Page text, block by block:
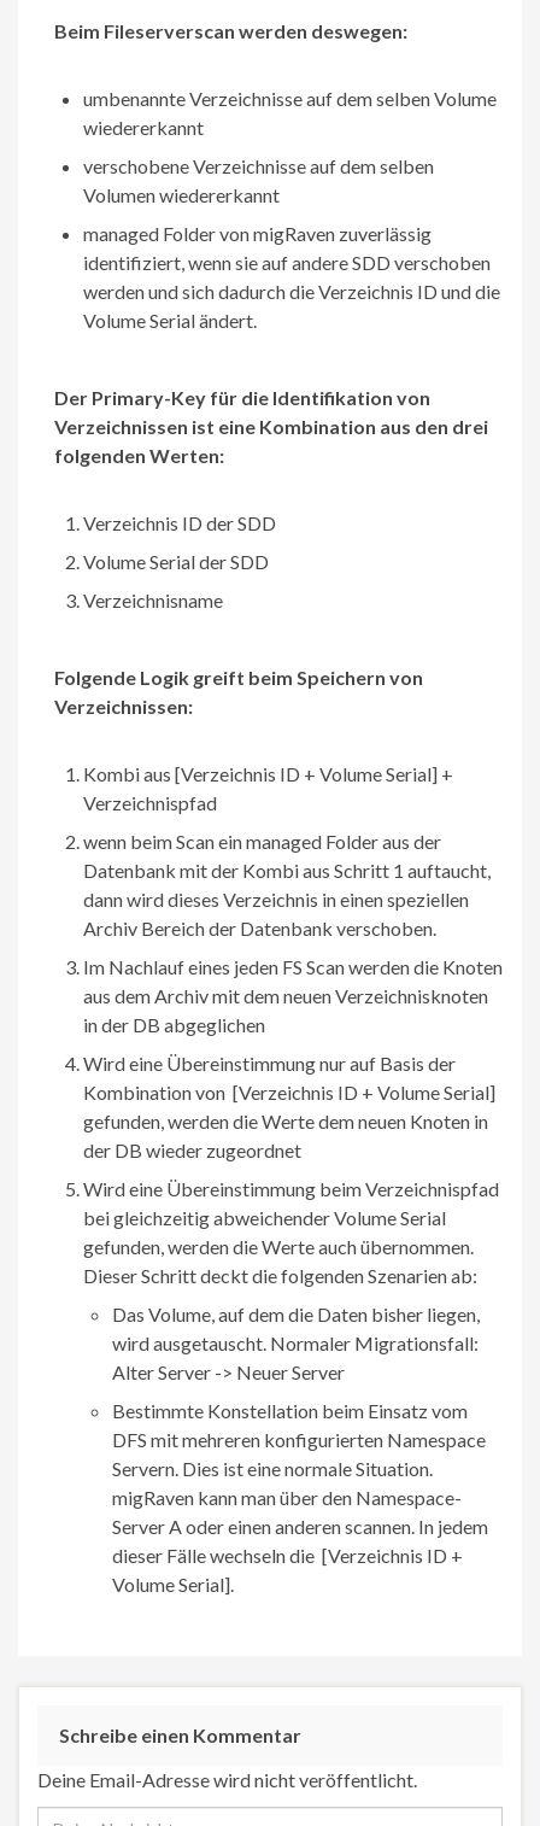
Beim Fileserverscan werden deswegen:
umbenannte Verzeichnisse auf dem selben Volume
wiedererkannt
verschobene Verzeichnisse auf dem selben
Volumen wiedererkannt
managed Folder von migRaven zuverlässig
identifiziert, wenn sie auf andere SDD verschoben
werden und sich dadurch die Verzeichnis ID und die
Volume Serial ändert.
Der Primary-Key für die Identifikation von
Verzeichnissen ist eine Kombination aus den drei
folgenden Werten:
Verzeichnis ID der SDD
Volume Serial der SDD
Verzeichnisname
Folgende Logik greift beim Speichern von
Verzeichnissen:
Kombi aus [Verzeichnis ID + Volume Serial] +
Verzeichnispfad
wenn beim Scan ein managed Folder aus der
Datenbank mit der Kombi aus Schritt 1 auftaucht,
dann wird dieses Verzeichnis in einen speziellen
Archiv Bereich der Datenbank verschoben.
Im Nachlauf eines jeden FS Scan werden die Knoten
aus dem Archiv mit dem neuen Verzeichnisknoten
in der DB abgeglichen
Wird eine Übereinstimmung nur auf Basis der
Kombination von [Verzeichnis ID + Volume Serial]
gefunden, werden die Werte dem neuen Knoten in
der DB wieder zugeordnet
Wird eine Übereinstimmung beim Verzeichnispfad
bei gleichzeitig abweichender Volume Serial
gefunden, werden die Werte auch übernommen.
Dieser Schritt deckt die folgenden Szenarien ab:
Das Volume, auf dem die Daten bisher liegen,
wird ausgetauscht. Normaler Migrationsfall:
Alter Server -> Neuer Server
Bestimmte Konstellation beim Einsatz vom
DFS mit mehreren konfigurierten Namespace
Servern. Dies ist eine normale Situation.
migRaven kann man über den Namespace-
Server A oder einen anderen scannen. In jedem
dieser Fälle wechseln die [Verzeichnis ID +
Volume Serial].
Schreibe einen Kommentar
Deine Email-Adresse wird nicht veröffentlicht.